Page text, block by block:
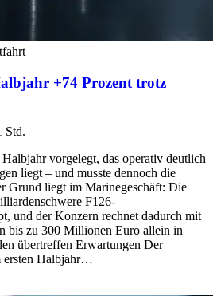
+74 Prozent trotz
Std.
vorgelegt, das operativ deutlich
liegt – und musste dennoch die
Grund liegt im Marinegeschäft: Die
F126-
und der Konzern rechnet dadurch mit
bis zu 300 Millionen Euro allein in
übertreffen Erwartungen Der
ersten Halbjahr…